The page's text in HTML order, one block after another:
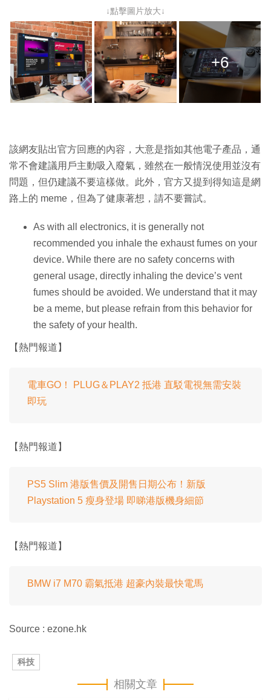
↓點擊圖片放大↓
+6
該網友貼出官方回應的內容，大意是指如其他電子產品，通
常不會建議用戶主動吸入廢氣，雖然在一般情況使用並沒有
問題，但仍建議不要這樣做。此外，官方又提到得知這是網
路上的 meme，但為了健康著想，請不要嘗試。
As with all electronics, it is generally not
recommended you inhale the exhaust fumes on your
device. While there are no safety concerns with
general usage, directly inhaling the device’s vent
fumes should be avoided. We understand that it may
be a meme, but please refrain from this behavior for
the safety of your health.
【熱門報道】
電車GO！ PLUG＆PLAY2 抵港 直駁電視無需安裝
即玩
【熱門報道】
PS5 Slim 港版售價及開售日期公布！新版
Playstation 5 瘦身登場 即睇港版機身細節
【熱門報道】
BMW i7 M70 霸氣抵港 超豪內裝最快電馬
Source : ezone.hk
科技
相關文章